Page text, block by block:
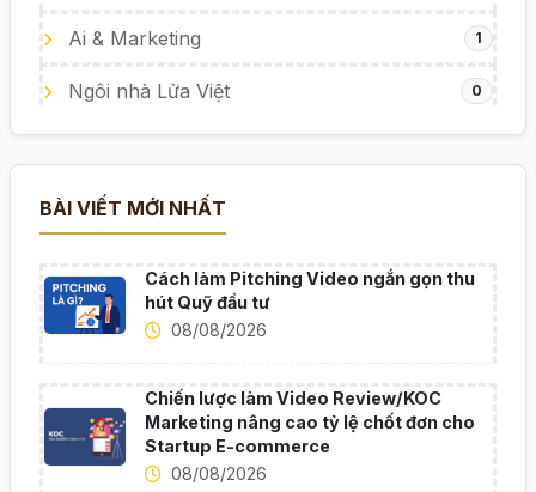
Ai & Marketing 1
Ngôi nhà Lửa Việt 0
BÀI VIẾT MỚI NHẤT
Cách làm Pitching Video ngắn gọn thu
hút Quỹ đầu tư
08/08/2026
Chiến lược làm Video Review/KOC
Marketing nâng cao tỷ lệ chốt đơn cho
Startup E-commerce
08/08/2026